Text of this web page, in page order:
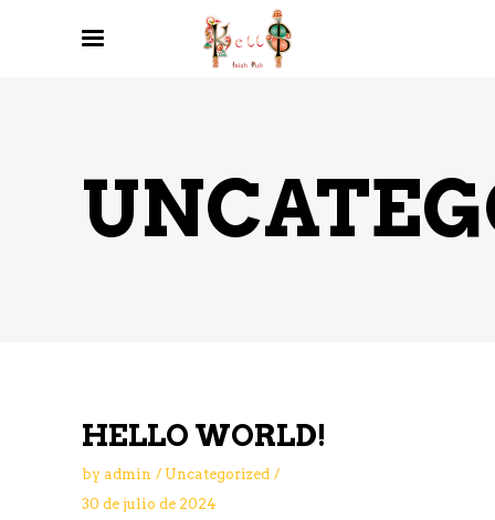
HELLO WORLD!
by admin
Uncategorized
30 de julio de 2024